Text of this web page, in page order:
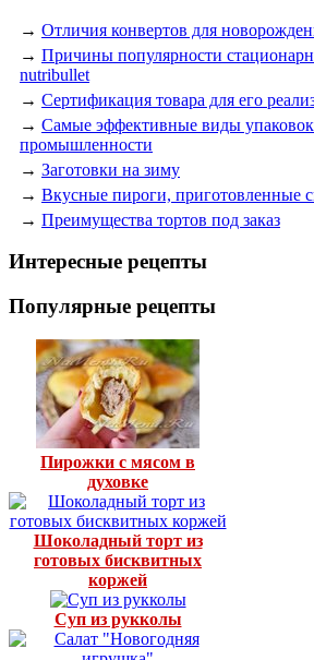
→ Отличия конвертов для
→ Причины популярности
nutribullet
→ Сертификация товара для его
→ Самые эффективные виды
промышленности
→ Заготовки на зиму
→ Вкусные пироги, приготовленные
→ Преимущества тортов под заказ
Интересные рецепты
Популярные рецепты
Пирожки с мясом в
духовке
Шоколадный торт из
готовых бисквитных
коржей
Суп из рукколы